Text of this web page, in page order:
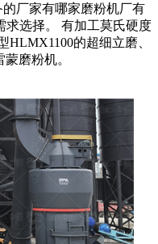
厂家有哪家磨粉机厂有
求选择。 有加工莫氏硬度
HLMX1100的超细立磨、
磨粉机。